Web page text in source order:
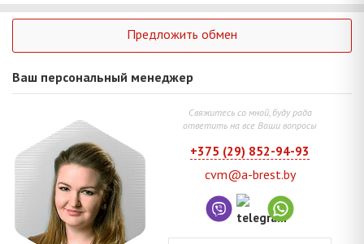
Предложить обмен
Ваш персональный менеджер
Свяжитесь со мной, буду рада
ответить на все Ваши вопросы
+375 (29) 852-94-93
cvm@a-brest.by